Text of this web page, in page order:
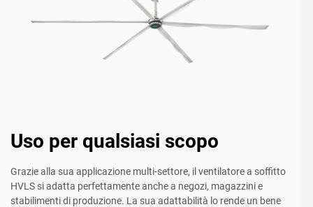
Uso per qualsiasi scopo
Grazie alla sua applicazione multi-settore, il ventilatore a soffitto
HVLS si adatta perfettamente anche a negozi, magazzini e
stabilimenti di produzione. La sua adattabilità lo rende un bene